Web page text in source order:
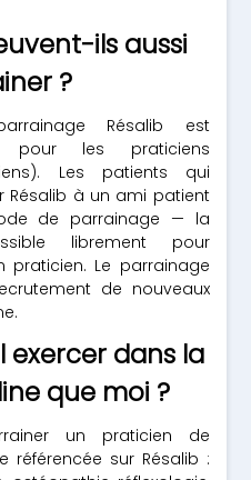
ils aussi
?
Résalib est
pour les praticiens
Les patients qui
à un ami patient
de parrainage — la
librement pour
praticien. Le parrainage
de nouveaux
exercer dans la
que moi ?
un praticien de
référencée sur Résalib :